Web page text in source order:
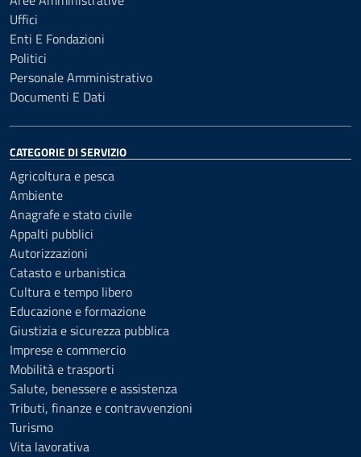
Uffici
Enti E Fondazioni
Politici
Personale Amministrativo
Documenti E Dati
CATEGORIE DI SERVIZIO
Agricoltura e pesca
Ambiente
Anagrafe e stato civile
Appalti pubblici
Autorizzazioni
Catasto e urbanistica
Cultura e tempo libero
Educazione e formazione
Giustizia e sicurezza pubblica
Imprese e commercio
Mobilità e trasporti
Salute, benessere e assistenza
Tributi, finanze e contravvenzioni
Turismo
Vita lavorativa